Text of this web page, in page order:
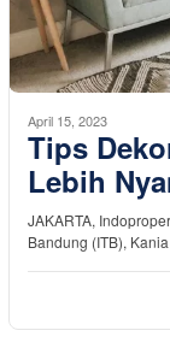
April 15, 2023
Tips
Lebih
JAKARTA,
Bandung (ITB),